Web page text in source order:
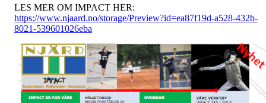
LES MER OM IMPACT HER:
https://www.njaard.no/storage/Preview?id=ea87f19d-a528-432b-
8021-539601026eba